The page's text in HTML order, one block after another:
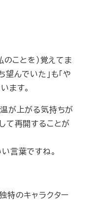
のことを）覚えてま
んでいた」も「や
ます。
が上がる気持ちが
て再開することが
言葉ですね。
特のキャラクター